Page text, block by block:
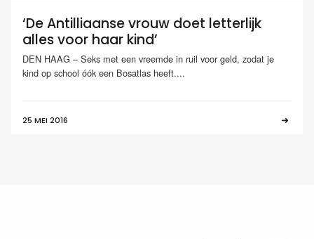
‘De Antilliaanse vrouw doet letterlijk
alles voor haar kind’
DEN HAAG – Seks met een vreemde in ruil voor geld, zodat je
kind op school óók een Bosatlas heeft....
25 MEI 2016